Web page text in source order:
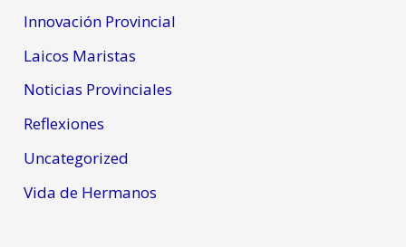
Innovación Provincial
Laicos Maristas
Noticias Provinciales
Reflexiones
Uncategorized
Vida de Hermanos